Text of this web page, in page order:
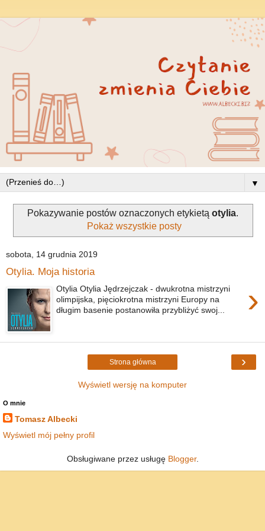
▼
Pokazywanie postów oznaczonych etykietą otylia.
Pokaż wszystkie posty
sobota, 14 grudnia 2019
Otylia. Moja historia
›
Otylia Otylia Jędrzejczak - dwukrotna mistrzyni
olimpijska, pięciokrotna mistrzyni Europy na
długim basenie postanowiła przybliżyć swoj...
›
Strona główna
Wyświetl wersję na komputer
O mnie
Tomasz Albecki
Wyświetl mój pełny profil
Obsługiwane przez usługę Blogger.